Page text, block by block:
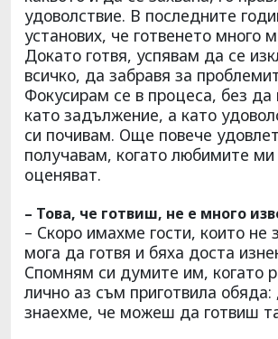
удоволствие. В последните
установих, че готвенето много
Докато готвя, успявам да се
всичко, да забравя за
Фокусирам се в процеса, без
като задължение, а като
си почивам. Още повече
получавам, когато любимите ми
оценяват.
– Това, че готвиш, не е много
– Скоро имахме гости, които не
мога да готвя и бяха доста
Спомням си думите им, когато
лично аз съм приготвила обяда:
знаехме, че можеш да готвиш